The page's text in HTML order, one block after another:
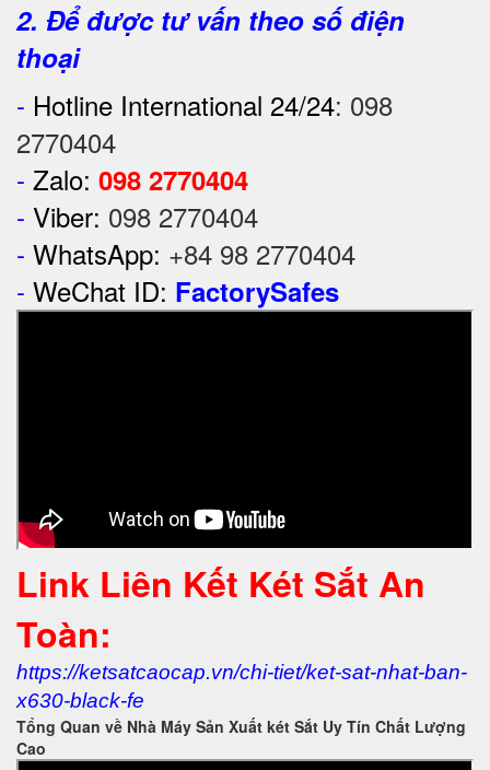
2. Để được tư vấn theo số điện
thoại
- Hotline International 24/24: 098
2770404
- Zalo: 098 2770404
- Viber: 098 2770404
- WhatsApp: +84 98 2770404
- WeChat ID: FactorySafes
Link Liên Kết Két Sắt An
Toàn:
https://ketsatcaocap.vn/chi-tiet/ket-sat-nhat-ban-
x630-black-fe
Tổng Quan về Nhà Máy Sản Xuất két Sắt Uy Tín Chất Lượng
Cao